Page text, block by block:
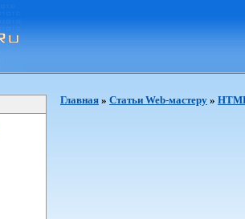
Главная » Статьи Web-мастеру »